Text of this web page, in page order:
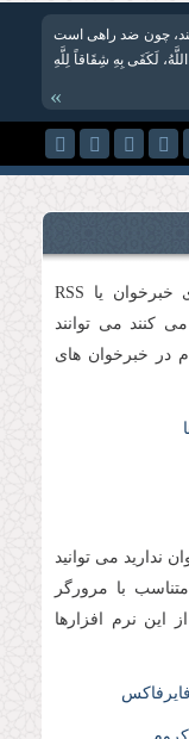
کند، چون ضد راهی است
لَكَفَى بِهِ شِقَاقاً لِلَّهِ
»
کاربرانی که از نرم افزارهای خبرخوان یا RSS
کنند می توانند
در خبرخوان های
ندارید می توانید
با مرورگر
این نرم افزارها